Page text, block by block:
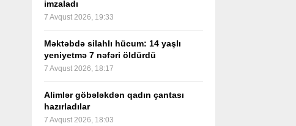
imzaladı
7 Avqust 2026, 19:33
Məktəbdə silahlı hücum: 14 yaşlı
yeniyetmə 7 nəfəri öldürdü
7 Avqust 2026, 18:17
Alimlər göbələkdən qadın çantası
hazırladılar
7 Avqust 2026, 18:03